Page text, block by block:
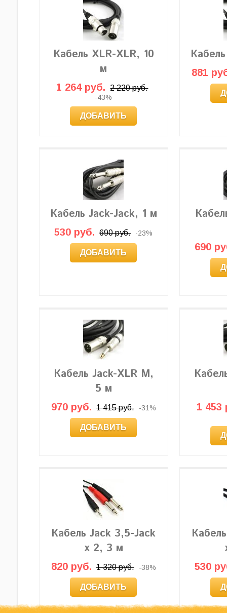
Кабель XLR-XLR, 10
м
1 264 руб. 2 220 руб.
-43%
ДОБАВИТЬ
881
Кабель Jack-Jack, 1 м
530 руб. 690 руб. -23%
ДОБАВИТЬ
690
Кабель Jack-XLR M,
5 м
970 руб. 1 415 руб. -31%
ДОБАВИТЬ
1 453
Кабель Jack 3,5-Jack
x 2, 3 м
820 руб. 1 320 руб. -38%
ДОБАВИТЬ
530